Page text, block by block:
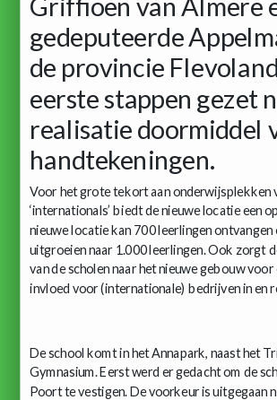
gedeputeerde
de provincie
eerste stappen gezet
realisatie doormiddel
handtekeningen.
Voor het grote tekort aan onderwijsplekken
‘internationals’ biedt de nieuwe locatie een
nieuwe locatie kan 700 leerlingen ontvangen
uitgroeien naar 1.000 leerlingen. Ook zorgt
van de scholen naar het nieuwe gebouw
invloed voor (internationale) bedrijven in en
De school komt in het Annapark, naast het
Gymnasium. Eerst werd er gedacht om de
Poort te vestigen. De voorkeur is uitgegaan